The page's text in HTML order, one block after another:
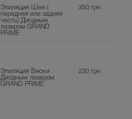
Эпиляция Шея (
передняя или задняя
часть) Диодным
лазером GRAND
PRIME
350грн.
Эпиляция Виски
Диодным лазером
GRAND PRIME
220грн.